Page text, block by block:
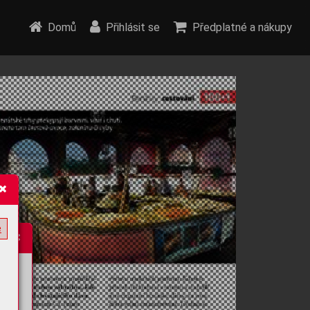
Domů Přihlásit se Předplatné a nákupy